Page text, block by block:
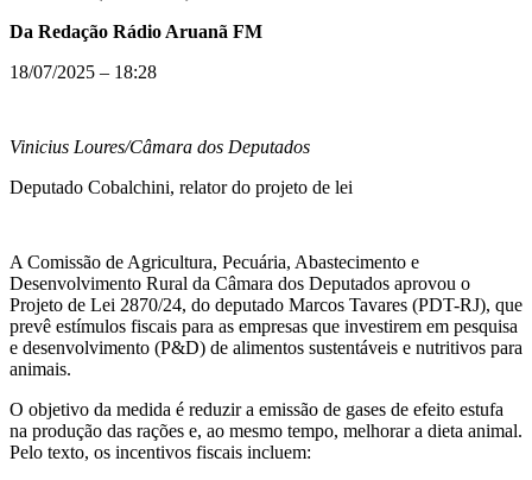
Da Redação Rádio Aruanã FM
18/07/2025 – 18:28
Vinicius Loures/Câmara dos Deputados
Deputado Cobalchini, relator do projeto de lei
A Comissão de Agricultura, Pecuária, Abastecimento e
Desenvolvimento Rural da Câmara dos Deputados aprovou o
Projeto de Lei 2870/24, do deputado Marcos Tavares (PDT-RJ), que
prevê estímulos fiscais para as empresas que investirem em pesquisa
e desenvolvimento (P&D) de alimentos sustentáveis e nutritivos para
animais.
O objetivo da medida é reduzir a emissão de gases de efeito estufa
na produção das rações e, ao mesmo tempo, melhorar a dieta animal.
Pelo texto, os incentivos fiscais incluem: